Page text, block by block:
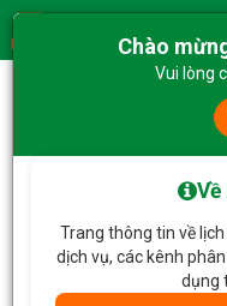
Menu Chào
Vui lòng
Về
Trang thông tin về
dịch vụ, các kênh
dụng